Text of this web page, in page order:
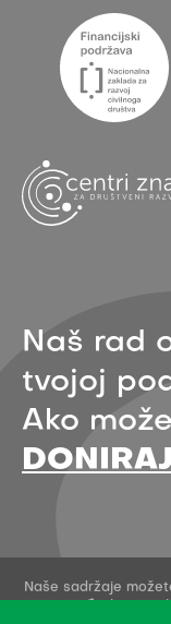
Naš rad
tvojoj
Ako
Naše sadržaje